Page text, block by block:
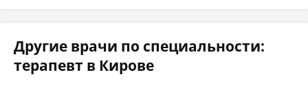
Другие врачи по специальности:
терапевт в Кирове